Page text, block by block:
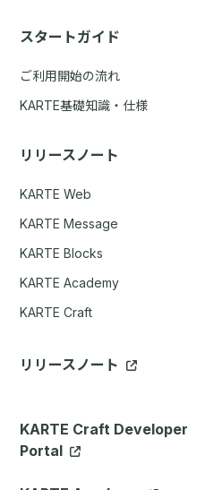
スタートガイド
ご利用開始の流れ
KARTE基礎知識・仕様
リリースノート
KARTE Web
KARTE Message
KARTE Blocks
KARTE Academy
KARTE Craft
リリースノート
KARTE Craft Developer
Portal